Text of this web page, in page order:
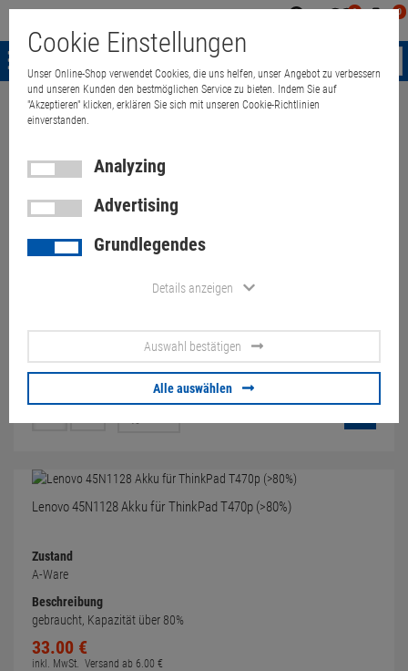
0 0
Menü
Quant Electronic
Akku
Topseller in dieser Kategorie
original HP CM03XL 50Wh Akku
Lenovo 45N1128 Akku für ThinkPad T470p (>80%)
Zustand
A-Ware
Beschreibung
gebraucht, Kapazität über 80%
33.00 €
inkl. MwSt. Versand ab 6.00 €
Cookie Einstellungen
Unser Online-Shop verwendet Cookies, die uns helfen, unser Angebot zu verbessern
und unseren Kunden den bestmöglichen Service zu bieten. Indem Sie auf
"Akzeptieren" klicken, erklären Sie sich mit unseren Cookie-Richtlinien
einverstanden.
Analyzing
Advertising
Grundlegendes
Details anzeigen
Auswahl bestätigen
Alle auswählen